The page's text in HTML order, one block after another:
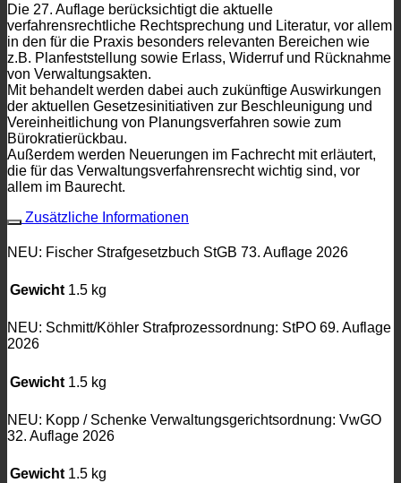
Die 27. Auflage berücksichtigt die aktuelle
verfahrensrechtliche Rechtsprechung und Literatur, vor allem
in den für die Praxis besonders relevanten Bereichen wie
z.B. Planfeststellung sowie Erlass, Widerruf und Rücknahme
von Verwaltungsakten.
Mit behandelt werden dabei auch zukünftige Auswirkungen
der aktuellen Gesetzesinitiativen zur Beschleunigung und
Vereinheitlichung von Planungsverfahren sowie zum
Bürokratierückbau.
Außerdem werden Neuerungen im Fachrecht mit erläutert,
die für das Verwaltungsverfahrensrecht wichtig sind, vor
allem im Baurecht.
Zusätzliche Informationen
NEU: Fischer Strafgesetzbuch StGB 73. Auflage 2026
Gewicht 1.5 kg
NEU: Schmitt/Köhler Strafprozessordnung: StPO 69. Auflage
2026
Gewicht 1.5 kg
NEU: Kopp / Schenke Verwaltungsgerichtsordnung: VwGO
32. Auflage 2026
Gewicht 1.5 kg